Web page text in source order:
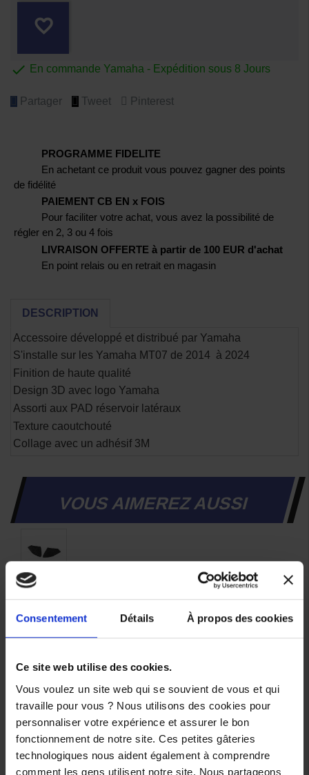
Consentement Détails À propos des cookies
Ce site web utilise des cookies.
Vous voulez un site web qui se souvient de vous et qui
travaille pour vous ? Nous utilisons des cookies pour
personnaliser votre expérience et assurer le bon
fonctionnement de notre site. Ces petites gâteries
technologiques nous aident également à comprendre
comment les gens utilisent notre site. Nous partageons
favorite_border
 En commande Yamaha - Expédition sous 8 Jours
Partager Tweet Pinterest
PROGRAMME FIDELITE
En achetant ce produit vous pouvez gagner des points
de fidélité
PAIEMENT CB EN x FOIS
Pour faciliter votre achat, vous avez la possibilité de
régler en 2, 3 ou 4 fois
LIVRAISON OFFERTE à partir de 100 EUR d'achat
En point relais ou en retrait en magasin
DESCRIPTION
Accessoire développé et distribué par Yamaha
S'installe sur les Yamaha MT07 de 2014 à 2024
Finition de haute qualité
Design 3D avec logo Yamaha
Assorti aux PAD réservoir latéraux
Texture caoutchouté
Collage avec un adhésif 3M
VOUS AIMEREZ AUSSI
Pads
de
Yamaha
62,00 €